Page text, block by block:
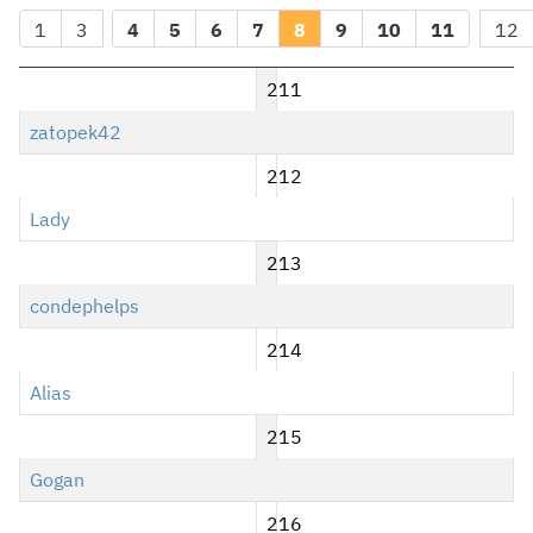
1 3 4 5 6 7 8 9 10 11 12
211
zatopek42
212
Lady
213
condephelps
214
Alias
215
Gogan
216